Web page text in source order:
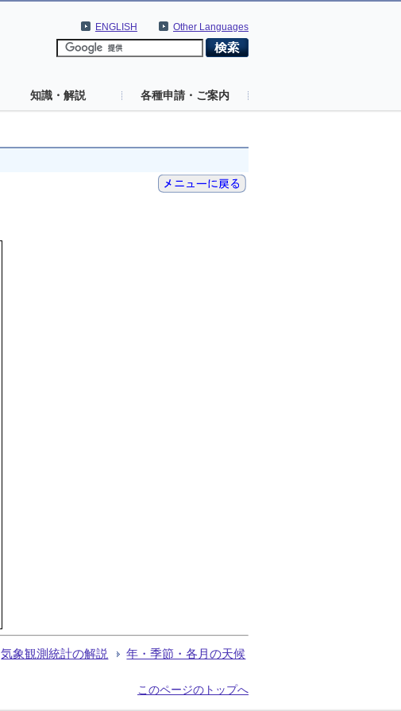
Other Languages
ENGLISH
知識・解説 各種申請・ご案内
気象観測統計の解説 年・季節・各月の天候
このページのトップへ